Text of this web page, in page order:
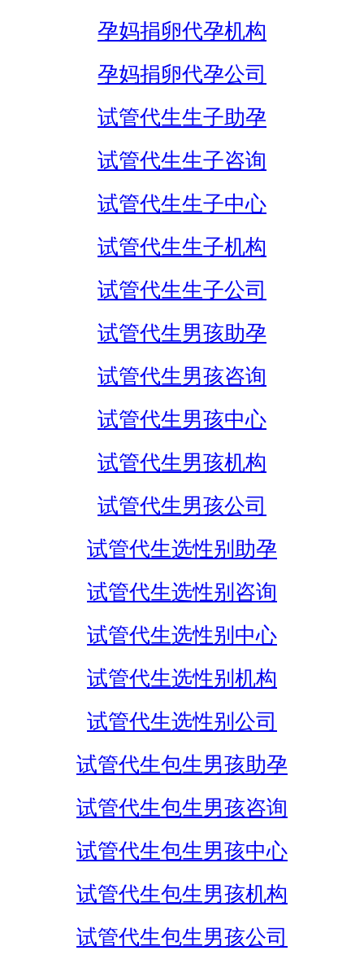
孕妈捐卵代孕机构
孕妈捐卵代孕公司
试管代生生子助孕
试管代生生子咨询
试管代生生子中心
试管代生生子机构
试管代生生子公司
试管代生男孩助孕
试管代生男孩咨询
试管代生男孩中心
试管代生男孩机构
试管代生男孩公司
试管代生选性别助孕
试管代生选性别咨询
试管代生选性别中心
试管代生选性别机构
试管代生选性别公司
试管代生包生男孩助孕
试管代生包生男孩咨询
试管代生包生男孩中心
试管代生包生男孩机构
试管代生包生男孩公司